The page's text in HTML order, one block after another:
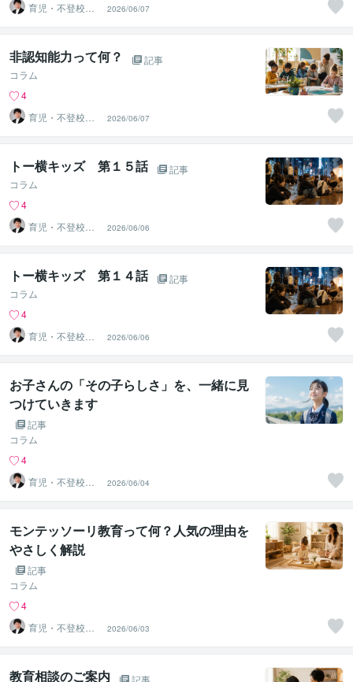
育児・不登校・
海外子女相談専
門 奥村直之
2026/06/07
非認知能力って何？
記事
コラム
4
育児・不登校・
海外子女相談専
門 奥村直之
2026/06/07
トー横キッズ 第１５話
記事
コラム
4
育児・不登校・
海外子女相談専
門 奥村直之
2026/06/06
トー横キッズ 第１４話
記事
コラム
4
育児・不登校・
海外子女相談専
門 奥村直之
2026/06/06
お子さんの「その子らしさ」を、一緒に見
つけていきます
記事
コラム
4
育児・不登校・
海外子女相談専
門 奥村直之
2026/06/04
モンテッソーリ教育って何？人気の理由を
やさしく解説
記事
コラム
4
育児・不登校・
海外子女相談専
門 奥村直之
2026/06/03
教育相談のご案内
記事